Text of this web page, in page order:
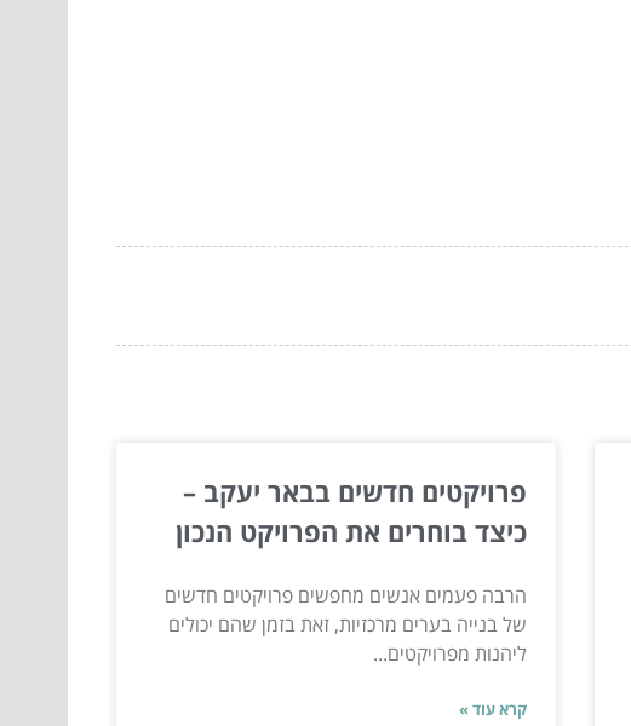
פרויקטים חדשים בבאר יעקב –
כיצד בוחרים את הפרויקט הנכון
הרבה פעמים אנשים מחפשים פרויקטים חדשים
של בנייה בערים מרכזיות, זאת בזמן שהם יכולים
ליהנות מפרויקטים...
קרא עוד »